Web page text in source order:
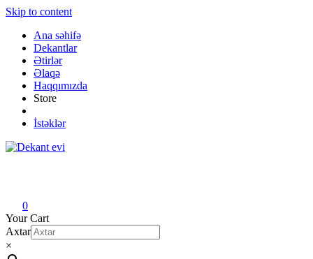
Skip to content
Ana səhifə
Dekantlar
Ətirlər
Əlaqə
Haqqımızda
Store
İstəklər
0
Your Cart
Axtar
×